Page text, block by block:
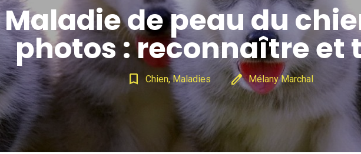
Maladie de peau du
photos : reconnaître et
bookmark_border Chien, Maladies edit Mélany Marchal